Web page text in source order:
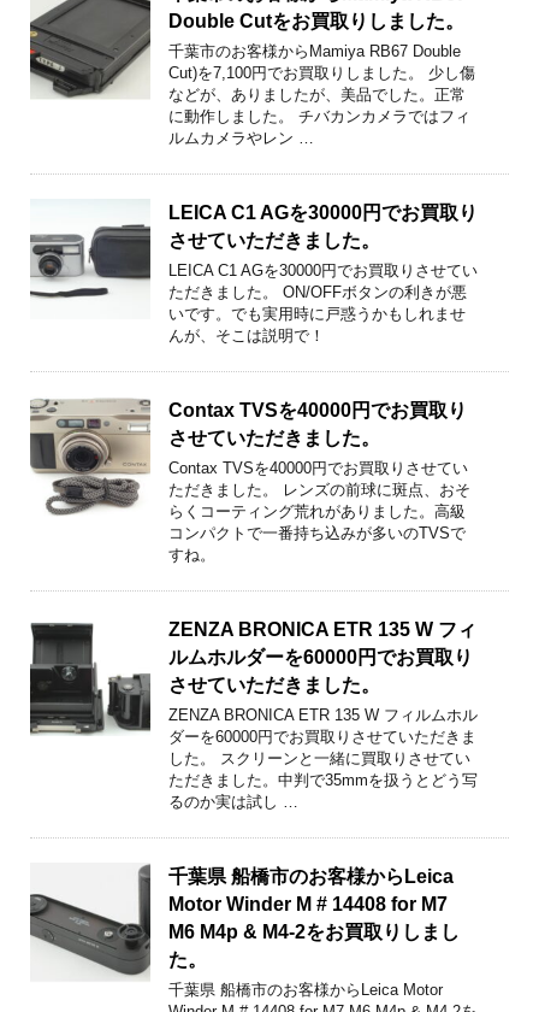
Double Cutをお買取りしました。
千葉市のお客様からMamiya RB67 Double
Cut)を7,100円でお買取りしました。 少し傷
などが、ありましたが、美品でした。正常
に動作しました。 チバカンカメラではフィ
ルムカメラやレン …
LEICA C1 AGを30000円でお買取り
させていただきました。
LEICA C1 AGを30000円でお買取りさせてい
ただきました。 ON/OFFボタンの利きが悪
いです。でも実用時に戸惑うかもしれませ
んが、そこは説明で！
Contax TVSを40000円でお買取り
させていただきました。
Contax TVSを40000円でお買取りさせてい
ただきました。 レンズの前球に斑点、おそ
らくコーティング荒れがありました。高級
コンパクトで一番持ち込みが多いのTVSで
すね。
ZENZA BRONICA ETR 135 W フィ
ルムホルダーを60000円でお買取り
させていただきました。
ZENZA BRONICA ETR 135 W フィルムホル
ダーを60000円でお買取りさせていただきま
した。 スクリーンと一緒に買取りさせてい
ただきました。中判で35mmを扱うとどう写
るのか実は試し …
千葉県 船橋市のお客様からLeica
Motor Winder M # 14408 for M7
M6 M4p & M4-2をお買取りしまし
た。
千葉県 船橋市のお客様からLeica Motor